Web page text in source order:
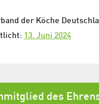
der Köche
13. Juni 2024
des